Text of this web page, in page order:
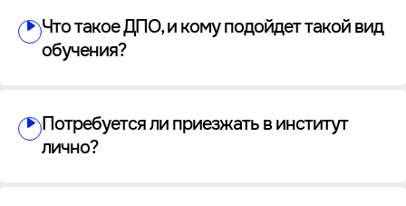
Что такое ДПО, и кому подойдет такой вид
обучения?
Потребуется ли приезжать в институт
лично?